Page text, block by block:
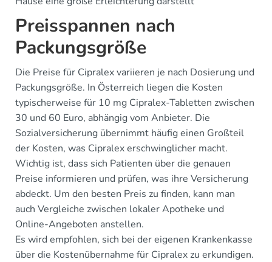
Preisspannen nach
Packungsgröße
Die Preise für Cipralex variieren je nach Dosierung und
Packungsgröße. In Österreich liegen die Kosten
typischerweise für 10 mg Cipralex-Tabletten zwischen
30 und 60 Euro, abhängig vom Anbieter. Die
Sozialversicherung übernimmt häufig einen Großteil
der Kosten, was Cipralex erschwinglicher macht.
Wichtig ist, dass sich Patienten über die genauen
Preise informieren und prüfen, was ihre Versicherung
abdeckt. Um den besten Preis zu finden, kann man
auch Vergleiche zwischen lokaler Apotheke und
Online-Angeboten anstellen.
Es wird empfohlen, sich bei der eigenen Krankenkasse
über die Kostenübernahme für Cipralex zu erkundigen.